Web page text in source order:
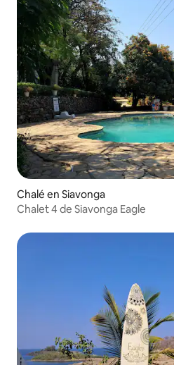
Chalé en Siavonga
Chalet 4 de Siavonga Eagle